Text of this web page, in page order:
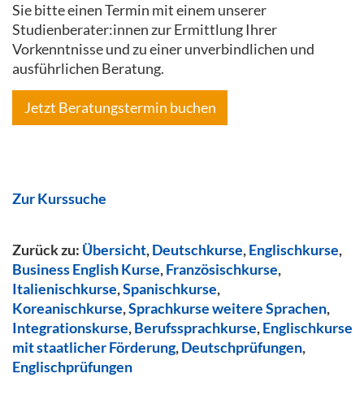
Sie bitte einen Termin mit einem unserer
Studienberater:innen zur Ermittlung Ihrer
Vorkenntnisse und zu einer unverbindlichen und
ausführlichen Beratung.
Jetzt Beratungstermin buchen
Zur Kurssuche
Zurück zu: Übersicht,Deutschkurse,Englischkurse,
Business English Kurse,Französischkurse,
Italienischkurse,Spanischkurse,
Koreanischkurse,Sprachkurse weitere Sprachen,
Integrationskurse,Berufssprachkurse,Englischkurse
mit staatlicher Förderung,Deutschprüfungen,
Englischprüfungen